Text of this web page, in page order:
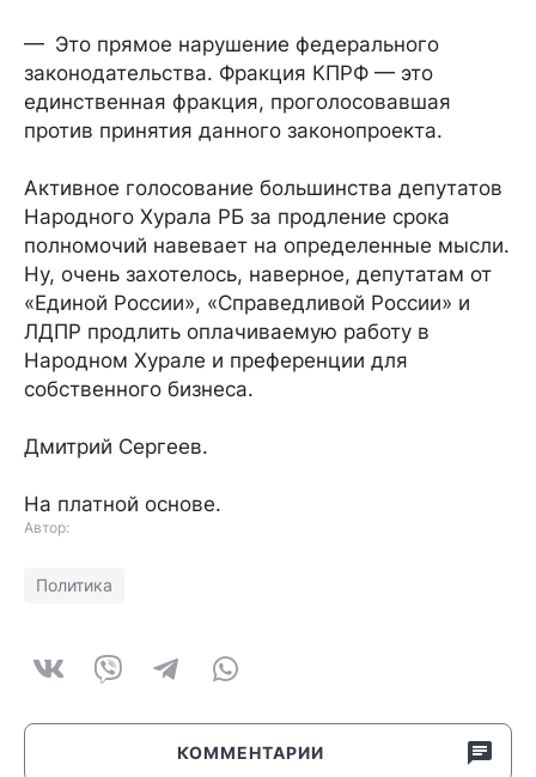
— Это прямое нарушение федерального
законодательства. Фракция КПРФ — это
единственная фракция, проголосовавшая
против принятия данного законопроекта.
Активное голосование большинства депутатов
Народного Хурала РБ за продление срока
полномочий навевает на определенные мысли.
Ну, очень захотелось, наверное, депутатам от
«Единой России», «Справедливой России» и
ЛДПР продлить оплачиваемую работу в
Народном Хурале и преференции для
собственного бизнеса.
Дмитрий Сергеев.
На платной основе.
Автор:
Политика
КОММЕНТАРИИ